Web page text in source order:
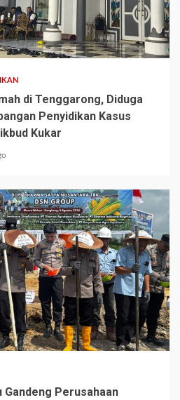
di Tenggarong, Diduga
Penyidikan Kasus
Kukar
Gandeng Perusahaan